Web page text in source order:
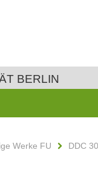
BERLIN
Werke FU DDC